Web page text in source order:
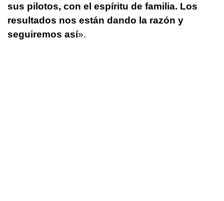
sus pilotos, con el espíritu de familia. Los
resultados nos están dando la razón y
seguiremos así».